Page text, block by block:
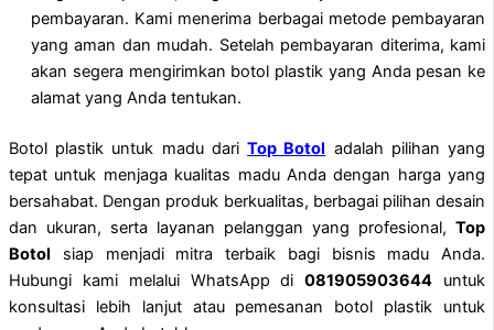
pembayaran. Kami menerima berbagai metode pembayaran
yang aman dan mudah. Setelah pembayaran diterima, kami
akan segera mengirimkan botol plastik yang Anda pesan ke
alamat yang Anda tentukan.
Botol plastik untuk madu dariTop Botol adalah pilihan yang
tepat untuk menjaga kualitas madu Anda dengan harga yang
bersahabat. Dengan produk berkualitas, berbagai pilihan desain
dan ukuran, serta layanan pelanggan yang profesional, Top
Botol siap menjadi mitra terbaik bagi bisnis madu Anda.
Hubungi kami melalui WhatsApp di081905903644 untuk
konsultasi lebih lanjut atau pemesanan botol plastik untuk